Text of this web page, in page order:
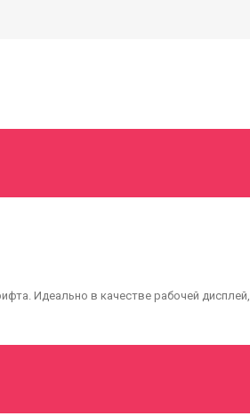
Идеально в качестве рабочей дисплей,